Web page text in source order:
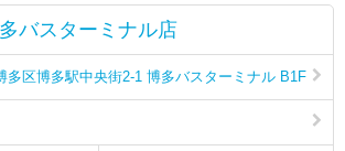
バスターミナル店
多区博多駅中央街2-1 博多バスターミナル B1F